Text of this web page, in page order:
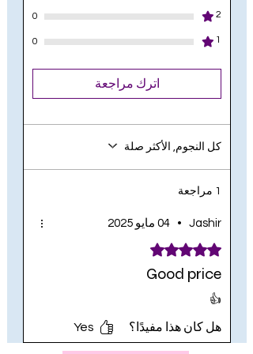
2
0
1
0
اترك مراجعة
كل النجوم, الأكثر صلة
1 مراجعة
Jashir
• 04 مايو 2025
تم التقييم بـ 5 من أصل 5 نجوم.
Good price
👍
هل كان هذا مفيدًا؟ Yes